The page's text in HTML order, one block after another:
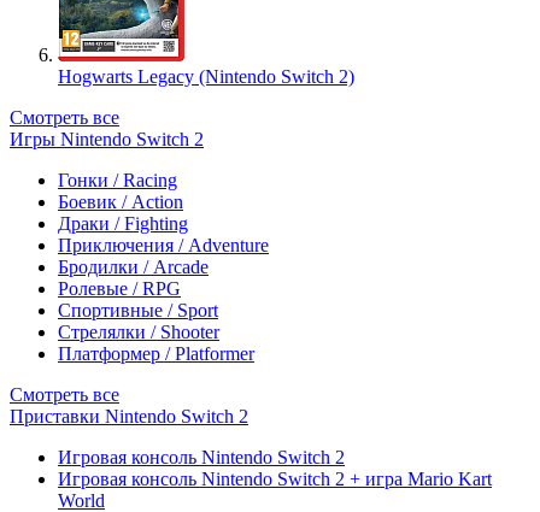
Hogwarts Legacy (Nintendo Switch 2)
Смотреть все
Игры Nintendo Switch 2
Гонки / Racing
Боевик / Action
Драки / Fighting
Приключения / Adventure
Бродилки / Arcade
Ролевые / RPG
Спортивные / Sport
Стрелялки / Shooter
Платформер / Platformer
Смотреть все
Приставки Nintendo Switch 2
Игровая консоль Nintendo Switch 2
Игровая консоль Nintendo Switch 2 + игра Mario Kart
World